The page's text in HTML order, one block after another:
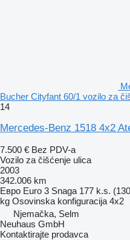
Bucher Cityfant 60/1 vozilo za
14
Mercedes-Benz 1518 4x2
7.500 € Bez PDV-a
Vozilo za čišćenje ulica
2003
342.006 km
Евро Euro 3 Snaga 177 k.s.
kg Osovinska konfiguracija 4x2
Njemačka, Selm
Neuhaus GmbH
Kontaktirajte prodavca